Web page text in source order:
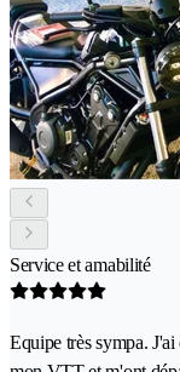
Service et amabilité
Equipe très sympa.